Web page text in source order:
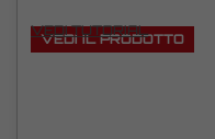
VEDI TUTORIAL
VEDI IL PRODOTTO